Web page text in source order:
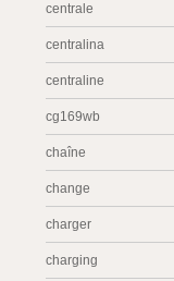
centrale
centralina
centraline
cg169wb
chaîne
change
charger
charging